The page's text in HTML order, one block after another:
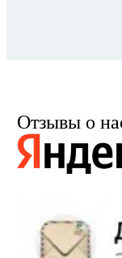
Отзывы о